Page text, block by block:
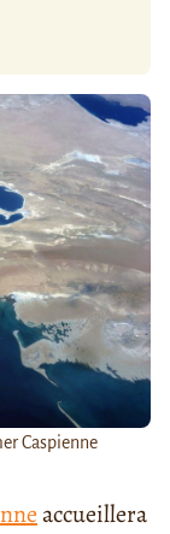
Caspienne
accueillera